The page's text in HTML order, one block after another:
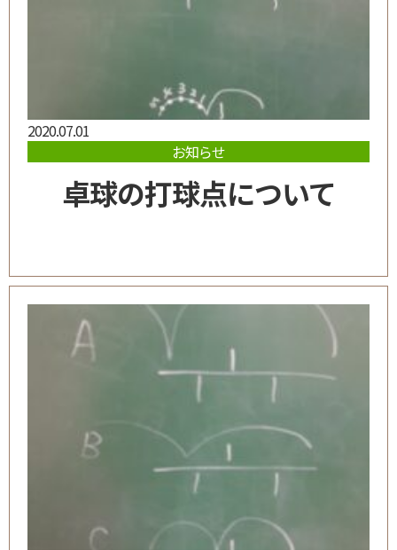
2020.07.01
お知らせ
卓球の打球点について